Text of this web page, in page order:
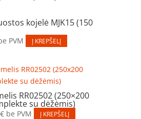
kojelė MJK15 (150
PVM Į KREPŠELĮ
RR02502 (250×200
su dėžėmis)
€be PVM Į KREPŠELĮ